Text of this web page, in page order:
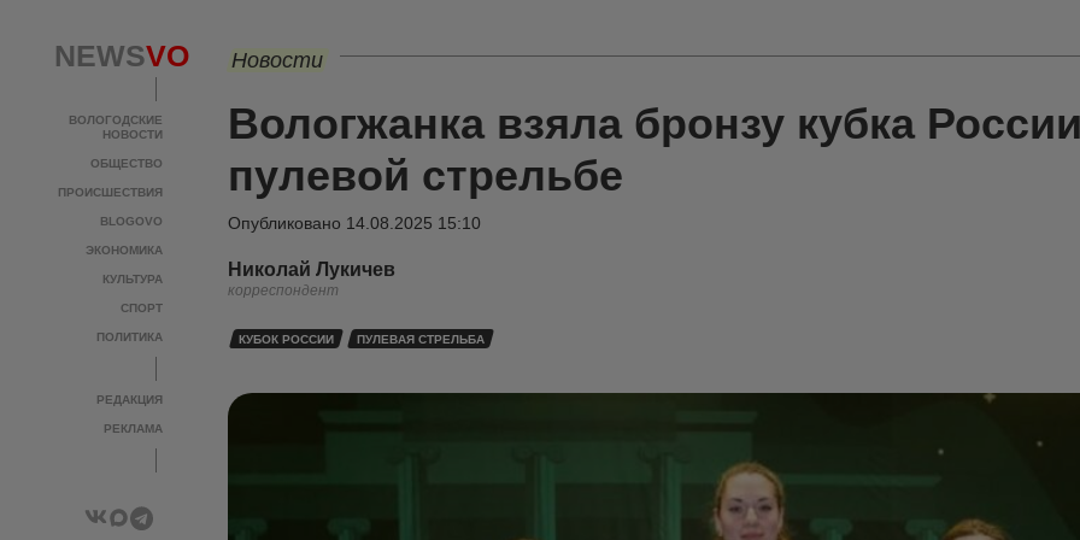
NEWSVO
ВОЛОГОДСКИЕ
НОВОСТИ
ОБЩЕСТВО
ПРОИСШЕСТВИЯ
BLOGOVO
ЭКОНОМИКА
КУЛЬТУРА
СПОРТ
ПОЛИТИКА
РЕДАКЦИЯ
РЕКЛАМА
Новости
Вологжанка взяла бронзу кубка
пулевой стрельбе
Опубликовано 14.08.2025 15:10
Николай Лукичев
корреспондент
КУБОК РОССИИ ПУЛЕВАЯ СТРЕЛЬБА